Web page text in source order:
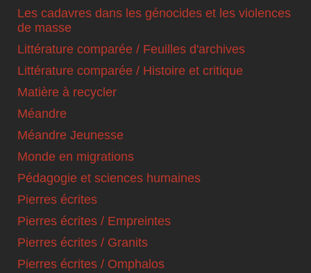
Les cadavres dans les génocides et les violences
de masse
Littérature comparée / Feuilles d'archives
Littérature comparée / Histoire et critique
Matière à recycler
Méandre
Méandre Jeunesse
Monde en migrations
Pédagogie et sciences humaines
Pierres écrites
Pierres écrites / Empreintes
Pierres écrites / Granits
Pierres écrites / Omphalos